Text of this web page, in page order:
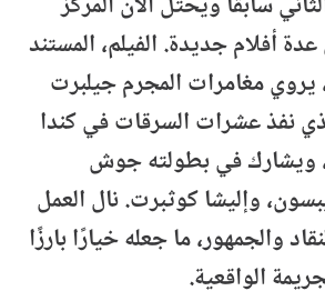
أفلام جديدة. الفيلم، المستند
مغامرات المجرم جيلبرت
نفذ عشرات السرقات في كندا
ويشارك في بطولته جوش
وإليشا كوثبرت. نال العمل
والجمهور، ما جعله خيارًا بارزًا
الواقعية.